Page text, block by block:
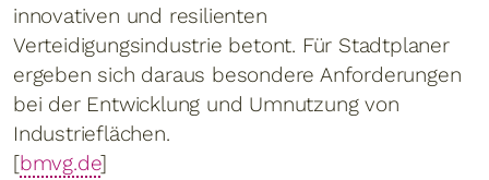
innovativen und resilienten
Verteidigungsindustrie betont. Für Stadtplaner
ergeben sich daraus besondere Anforderungen
bei der Entwicklung und Umnutzung von
Industrieflächen.
[bmvg.de]